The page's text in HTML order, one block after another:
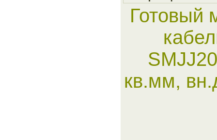
Готовый
кв.мм,